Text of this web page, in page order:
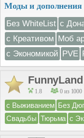
Моды и дополнения
Без WhiteList с
с Креативом Моб
с Экономикой PVE
FunnyLand
1.8 0 из 1000
с Выживанием Без
Свадьбы Тюрьма с